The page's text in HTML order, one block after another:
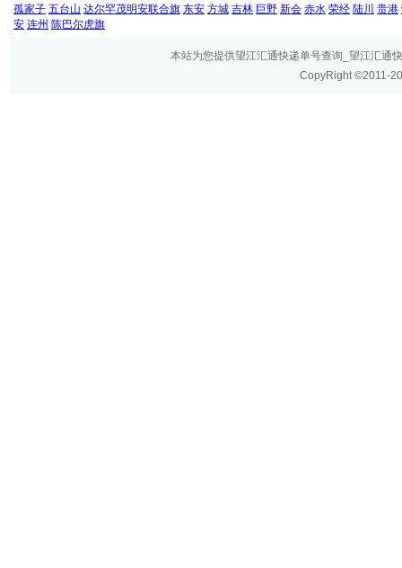
孤家子 五台山 达尔罕茂明安联合旗 东安 方城 吉林 巨野 新会 赤水 荣经 陆川 贵港
安 连州 陈巴尔虎旗
本站为您提供望江汇通快递单号查询_望江汇通
CopyRight ©2011-